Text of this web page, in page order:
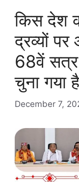
किस देश
द्रव्यों
68वें सत्र
चुना गया
December 7,